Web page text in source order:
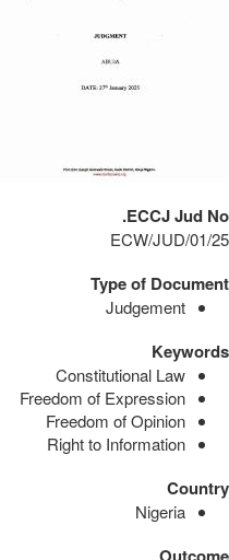
ECCJ Jud No.
ECW/JUD/01/25
Type of Document
Judgement
Keywords
Constitutional Law
Freedom of Expression
Freedom of Opinion
Right to Information
Country
Nigeria